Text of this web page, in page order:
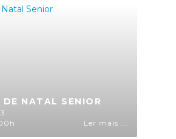
NATAL SENIOR
Ler mais ...